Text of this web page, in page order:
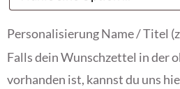
Personalisierung Name / Titel
Falls dein Wunschzettel in der
vorhanden ist, kannst du uns